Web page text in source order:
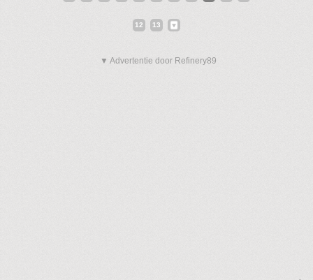
12 13
▼ Advertentie door Refinery89